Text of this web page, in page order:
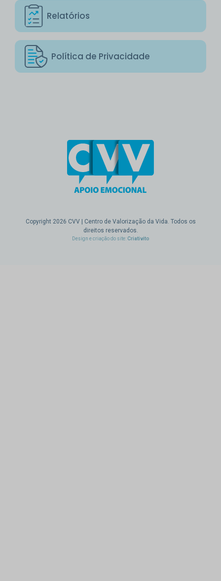
Relatórios
Política de Privacidade
Copyright 2026 CVV | Centro de Valorização da Vida. Todos os
direitos reservados.
Design e criação do site:Criativito